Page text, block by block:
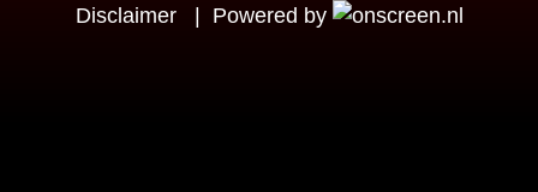
Disclaimer
| Powered by